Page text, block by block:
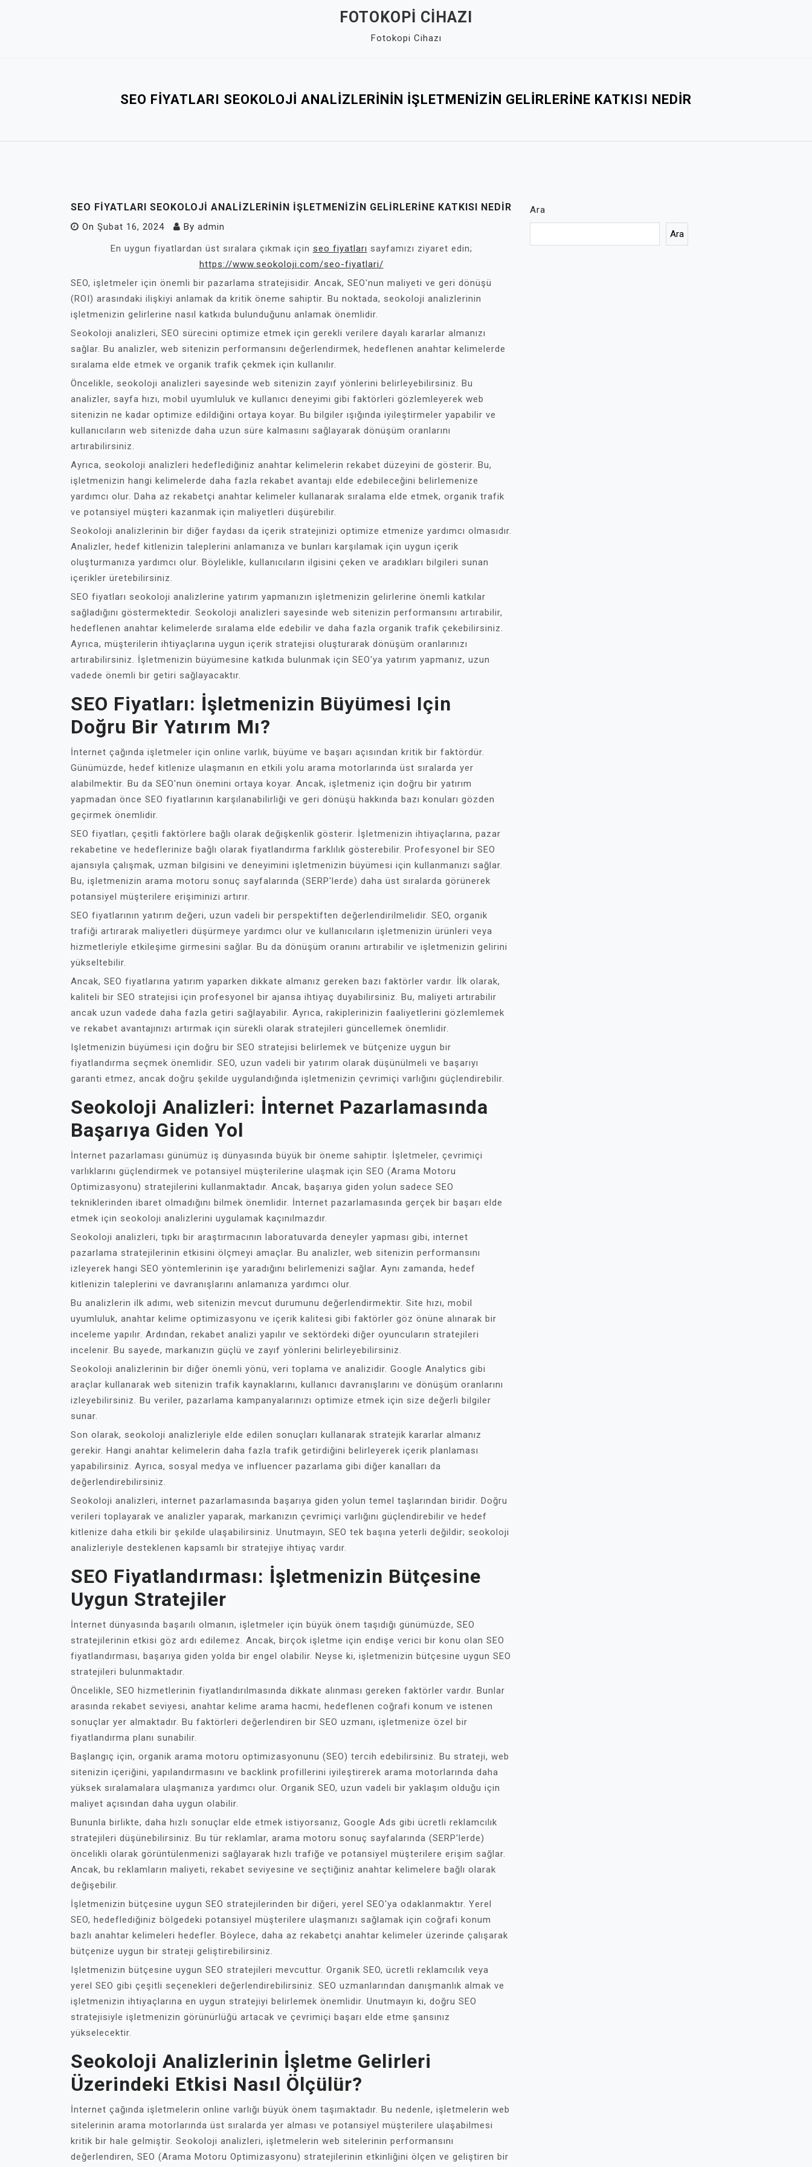
FOTOKOPI CIHAZI
Fotokopi Cihazı
SEO FIYATLARI SEOKOLOJI ANALIZLERININ İŞLETMENIZIN GELIRLERINE KATKISI NEDIR
SEO FIYATLARI SEOKOLOJI ANALIZLERININ İŞLETMENIZIN GELIRLERINE KATKISI NEDIR
On Şubat 16, 2024 By admin
En uygun fiyatlardan üst sıralara çıkmak için seo fiyatları sayfamızı ziyaret edin;
https://www.seokoloji.com/seo-fiyatlari/
SEO, işletmeler için önemli bir pazarlama stratejisidir. Ancak, SEO'nun maliyeti ve geri dönüşü
(ROI) arasındaki ilişkiyi anlamak da kritik öneme sahiptir. Bu noktada, seokoloji analizlerinin
işletmenizin gelirlerine nasıl katkıda bulunduğunu anlamak önemlidir.
Seokoloji analizleri, SEO sürecini optimize etmek için gerekli verilere dayalı kararlar almanızı
sağlar. Bu analizler, web sitenizin performansını değerlendirmek, hedeflenen anahtar kelimelerde
sıralama elde etmek ve organik trafik çekmek için kullanılır.
Öncelikle, seokoloji analizleri sayesinde web sitenizin zayıf yönlerini belirleyebilirsiniz. Bu
analizler, sayfa hızı, mobil uyumluluk ve kullanıcı deneyimi gibi faktörleri gözlemleyerek web
sitenizin ne kadar optimize edildiğini ortaya koyar. Bu bilgiler ışığında iyileştirmeler yapabilir ve
kullanıcıların web sitenizde daha uzun süre kalmasını sağlayarak dönüşüm oranlarını
artırabilirsiniz.
Ayrıca, seokoloji analizleri hedeflediğiniz anahtar kelimelerin rekabet düzeyini de gösterir. Bu,
işletmenizin hangi kelimelerde daha fazla rekabet avantajı elde edebileceğini belirlemenize
yardımcı olur. Daha az rekabetçi anahtar kelimeler kullanarak sıralama elde etmek, organik trafik
ve potansiyel müşteri kazanmak için maliyetleri düşürebilir.
Seokoloji analizlerinin bir diğer faydası da içerik stratejinizi optimize etmenize yardımcı olmasıdır.
Analizler, hedef kitlenizin taleplerini anlamanıza ve bunları karşılamak için uygun içerik
oluşturmanıza yardımcı olur. Böylelikle, kullanıcıların ilgisini çeken ve aradıkları bilgileri sunan
içerikler üretebilirsiniz.
SEO fiyatları seokoloji analizlerine yatırım yapmanızın işletmenizin gelirlerine önemli katkılar
sağladığını göstermektedir. Seokoloji analizleri sayesinde web sitenizin performansını artırabilir,
hedeflenen anahtar kelimelerde sıralama elde edebilir ve daha fazla organik trafik çekebilirsiniz.
Ayrıca, müşterilerin ihtiyaçlarına uygun içerik stratejisi oluşturarak dönüşüm oranlarınızı
artırabilirsiniz. İşletmenizin büyümesine katkıda bulunmak için SEO'ya yatırım yapmanız, uzun
vadede önemli bir getiri sağlayacaktır.
SEO Fiyatları: İşletmenizin Büyümesi Için
Doğru Bir Yatırım Mı?
İnternet çağında işletmeler için online varlık, büyüme ve başarı açısından kritik bir faktördür.
Günümüzde, hedef kitlenize ulaşmanın en etkili yolu arama motorlarında üst sıralarda yer
alabilmektir. Bu da SEO'nun önemini ortaya koyar. Ancak, işletmeniz için doğru bir yatırım
yapmadan önce SEO fiyatlarının karşılanabilirliği ve geri dönüşü hakkında bazı konuları gözden
geçirmek önemlidir.
SEO fiyatları, çeşitli faktörlere bağlı olarak değişkenlik gösterir. İşletmenizin ihtiyaçlarına, pazar
rekabetine ve hedeflerinize bağlı olarak fiyatlandırma farklılık gösterebilir. Profesyonel bir SEO
ajansıyla çalışmak, uzman bilgisini ve deneyimini işletmenizin büyümesi için kullanmanızı sağlar.
Bu, işletmenizin arama motoru sonuç sayfalarında (SERP'lerde) daha üst sıralarda görünerek
potansiyel müşterilere erişiminizi artırır.
SEO fiyatlarının yatırım değeri, uzun vadeli bir perspektiften değerlendirilmelidir. SEO, organik
trafiği artırarak maliyetleri düşürmeye yardımcı olur ve kullanıcıların işletmenizin ürünleri veya
hizmetleriyle etkileşime girmesini sağlar. Bu da dönüşüm oranını artırabilir ve işletmenizin gelirini
yükseltebilir.
Ancak, SEO fiyatlarına yatırım yaparken dikkate almanız gereken bazı faktörler vardır. İlk olarak,
kaliteli bir SEO stratejisi için profesyonel bir ajansa ihtiyaç duyabilirsiniz. Bu, maliyeti artırabilir
ancak uzun vadede daha fazla getiri sağlayabilir. Ayrıca, rakiplerinizin faaliyetlerini gözlemlemek
ve rekabet avantajınızı artırmak için sürekli olarak stratejileri güncellemek önemlidir.
Işletmenizin büyümesi için doğru bir SEO stratejisi belirlemek ve bütçenize uygun bir
fiyatlandırma seçmek önemlidir. SEO, uzun vadeli bir yatırım olarak düşünülmeli ve başarıyı
garanti etmez, ancak doğru şekilde uygulandığında işletmenizin çevrimiçi varlığını güçlendirebilir.
Seokoloji Analizleri: İnternet Pazarlamasında
Başarıya Giden Yol
İnternet pazarlaması günümüz iş dünyasında büyük bir öneme sahiptir. İşletmeler, çevrimiçi
varlıklarını güçlendirmek ve potansiyel müşterilerine ulaşmak için SEO (Arama Motoru
Optimizasyonu) stratejilerini kullanmaktadır. Ancak, başarıya giden yolun sadece SEO
tekniklerinden ibaret olmadığını bilmek önemlidir. İnternet pazarlamasında gerçek bir başarı elde
etmek için seokoloji analizlerini uygulamak kaçınılmazdır.
Seokoloji analizleri, tıpkı bir araştırmacının laboratuvarda deneyler yapması gibi, internet
pazarlama stratejilerinin etkisini ölçmeyi amaçlar. Bu analizler, web sitenizin performansını
izleyerek hangi SEO yöntemlerinin işe yaradığını belirlemenizi sağlar. Aynı zamanda, hedef
kitlenizin taleplerini ve davranışlarını anlamanıza yardımcı olur.
Bu analizlerin ilk adımı, web sitenizin mevcut durumunu değerlendirmektir. Site hızı, mobil
uyumluluk, anahtar kelime optimizasyonu ve içerik kalitesi gibi faktörler göz önüne alınarak bir
inceleme yapılır. Ardından, rekabet analizi yapılır ve sektördeki diğer oyuncuların stratejileri
incelenir. Bu sayede, markanızın güçlü ve zayıf yönlerini belirleyebilirsiniz.
Seokoloji analizlerinin bir diğer önemli yönü, veri toplama ve analizidir. Google Analytics gibi
araçlar kullanarak web sitenizin trafik kaynaklarını, kullanıcı davranışlarını ve dönüşüm oranlarını
izleyebilirsiniz. Bu veriler, pazarlama kampanyalarınızı optimize etmek için size değerli bilgiler
sunar.
Son olarak, seokoloji analizleriyle elde edilen sonuçları kullanarak stratejik kararlar almanız
gerekir. Hangi anahtar kelimelerin daha fazla trafik getirdiğini belirleyerek içerik planlaması
yapabilirsiniz. Ayrıca, sosyal medya ve influencer pazarlama gibi diğer kanalları da
değerlendirebilirsiniz.
Seokoloji analizleri, internet pazarlamasında başarıya giden yolun temel taşlarından biridir. Doğru
verileri toplayarak ve analizler yaparak, markanızın çevrimiçi varlığını güçlendirebilir ve hedef
kitlenize daha etkili bir şekilde ulaşabilirsiniz. Unutmayın, SEO tek başına yeterli değildir; seokoloji
analizleriyle desteklenen kapsamlı bir stratejiye ihtiyaç vardır.
SEO Fiyatlandırması: İşletmenizin Bütçesine
Uygun Stratejiler
İnternet dünyasında başarılı olmanın, işletmeler için büyük önem taşıdığı günümüzde, SEO
stratejilerinin etkisi göz ardı edilemez. Ancak, birçok işletme için endişe verici bir konu olan SEO
fiyatlandırması, başarıya giden yolda bir engel olabilir. Neyse ki, işletmenizin bütçesine uygun SEO
stratejileri bulunmaktadır.
Öncelikle, SEO hizmetlerinin fiyatlandırılmasında dikkate alınması gereken faktörler vardır. Bunlar
arasında rekabet seviyesi, anahtar kelime arama hacmi, hedeflenen coğrafi konum ve istenen
sonuçlar yer almaktadır. Bu faktörleri değerlendiren bir SEO uzmanı, işletmenize özel bir
fiyatlandırma planı sunabilir.
Başlangıç için, organik arama motoru optimizasyonunu (SEO) tercih edebilirsiniz. Bu strateji, web
sitenizin içeriğini, yapılandırmasını ve backlink profillerini iyileştirerek arama motorlarında daha
yüksek sıralamalara ulaşmanıza yardımcı olur. Organik SEO, uzun vadeli bir yaklaşım olduğu için
maliyet açısından daha uygun olabilir.
Bununla birlikte, daha hızlı sonuçlar elde etmek istiyorsanız, Google Ads gibi ücretli reklamcılık
stratejileri düşünebilirsiniz. Bu tür reklamlar, arama motoru sonuç sayfalarında (SERP'lerde)
öncelikli olarak görüntülenmenizi sağlayarak hızlı trafiğe ve potansiyel müşterilere erişim sağlar.
Ancak, bu reklamların maliyeti, rekabet seviyesine ve seçtiğiniz anahtar kelimelere bağlı olarak
değişebilir.
İşletmenizin bütçesine uygun SEO stratejilerinden bir diğeri, yerel SEO'ya odaklanmaktır. Yerel
SEO, hedeflediğiniz bölgedeki potansiyel müşterilere ulaşmanızı sağlamak için coğrafi konum
bazlı anahtar kelimeleri hedefler. Böylece, daha az rekabetçi anahtar kelimeler üzerinde çalışarak
bütçenize uygun bir strateji geliştirebilirsiniz.
Işletmenizin bütçesine uygun SEO stratejileri mevcuttur. Organik SEO, ücretli reklamcılık veya
yerel SEO gibi çeşitli seçenekleri değerlendirebilirsiniz. SEO uzmanlarından danışmanlık almak ve
işletmenizin ihtiyaçlarına en uygun stratejiyi belirlemek önemlidir. Unutmayın ki, doğru SEO
stratejisiyle işletmenizin görünürlüğü artacak ve çevrimiçi başarı elde etme şansınız
yükselecektir.
Seokoloji Analizlerinin İşletme Gelirleri
Üzerindeki Etkisi Nasıl Ölçülür?
İnternet çağında işletmelerin online varlığı büyük önem taşımaktadır. Bu nedenle, işletmelerin web
sitelerinin arama motorlarında üst sıralarda yer alması ve potansiyel müşterilere ulaşabilmesi
kritik bir hale gelmiştir. Seokoloji analizleri, işletmelerin web sitelerinin performansını
değerlendiren, SEO (Arama Motoru Optimizasyonu) stratejilerinin etkinliğini ölçen ve geliştiren bir
Ara
Ara